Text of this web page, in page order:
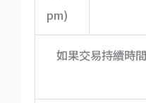
pm)
如果交易持續時